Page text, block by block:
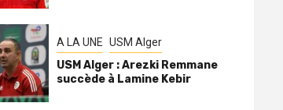
A LA UNE USM Alger
USM Alger : Arezki Remmane
succède à Lamine Kebir